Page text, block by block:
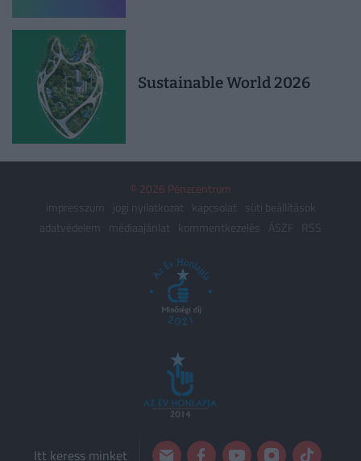
Sustainable World 2026
© 2026 Pénzcentrum
impresszum
jogi nyilatkozat kapcsolat
süti beállítások
adatvédelem
médiaajánlat kommentkezelés ÁSZF RSS
Itt keress minket